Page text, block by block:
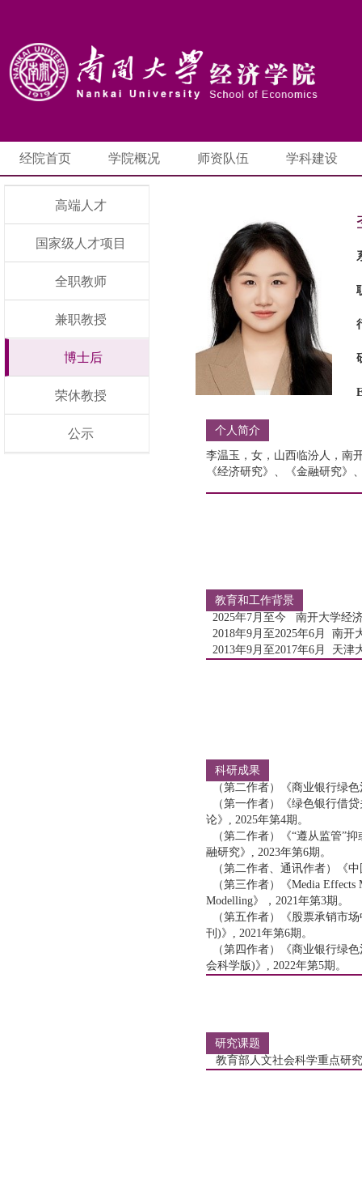
经院首页 学院概况 师资队伍 学科建设
高端人才
国家级人才项目
全职教师
兼职教授
博士后
荣休教授
公示 个人简介
李温玉，女，山西临汾人，南
《经济研究》、《金融研究》
教育和工作背景
2025年7月至今 南开大学经
2018年9月至2025年6月 南开
2013年9月至2017年6月 天津
科研成果
（第二作者）《商业银行绿
（第一作者）《绿色银行借
论》, 2025年第4期。
（第二作者）《“遵从监管”
融研究》, 2023年第6期。
（第二作者、通讯作者）《
（第三作者）《Media Effects
Modelling》，2021年第3期。
（第五作者）《股票承销市
刊)》, 2021年第6期。
（第四作者）《商业银行绿
会科学版)》, 2022年第5期。
研究课题
教育部人文社会科学重点研